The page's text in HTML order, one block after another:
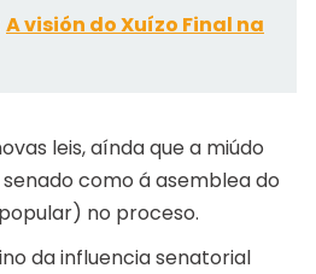
A visión do Xuízo Final na
leis, aínda que a miúdo
como á asemblea do
no proceso.
da influencia senatorial